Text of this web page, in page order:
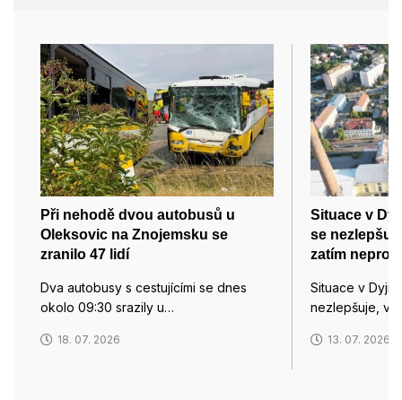
Při nehodě dvou autobusů u
Oleksovic na Znojemsku se
zranilo 47 lidí
Dva autobusy s cestujícími se dnes
okolo 09:30 srazily u…
18. 07. 2026
Situace v
se
zatím
Situace v Dyji
nezlepšuje, v
13. 07. 2026